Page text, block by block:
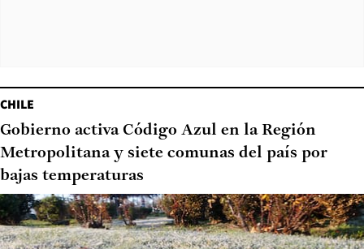
CHILE
Gobierno activa Código Azul en la Región
Metropolitana y siete comunas del país por
bajas temperaturas